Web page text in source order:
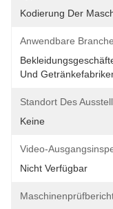
Kodierung Der
Anwendbare
Und
Standort Des
Keine
Video-
Nicht Verfügbar